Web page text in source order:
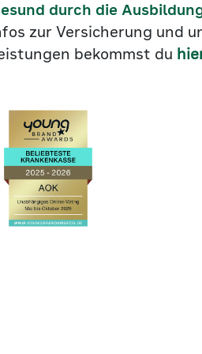
durch die
zur Versicherung und
bekommst du